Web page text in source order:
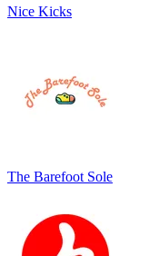
Nice Kicks
The Barefoot Sole